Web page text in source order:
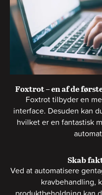
Foxtrot – en af de
Foxtrot tilbyder en
interface. Desuden kan
hvilket er en fantastisk
Skab
Ved at automatisere
kravbehandling,